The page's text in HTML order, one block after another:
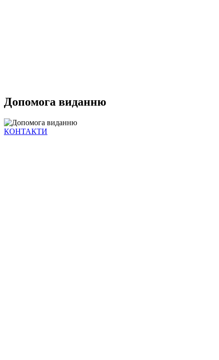
Допомога виданню
КОНТАКТИ